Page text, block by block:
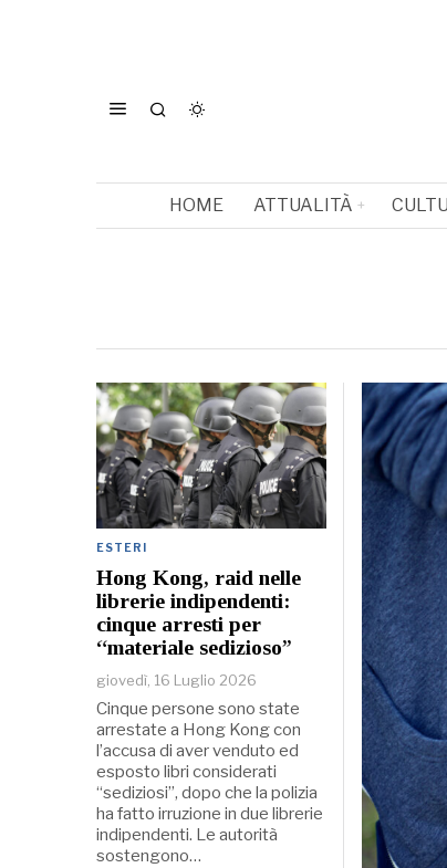
HOME ATTUALITÀ
ESTERI
Hong Kong, raid nelle
librerie indipendenti:
cinque arresti per
“materiale sedizioso”
giovedì, 16 Luglio 2026
Cinque persone sono state
arrestate a Hong Kong con
l’accusa di aver venduto ed
esposto libri considerati
“sediziosi”, dopo che la polizia
ha fatto irruzione in due librerie
indipendenti. Le autorità
sostengono…